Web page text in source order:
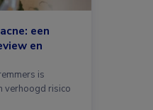
een
en
is
verhoogd risico